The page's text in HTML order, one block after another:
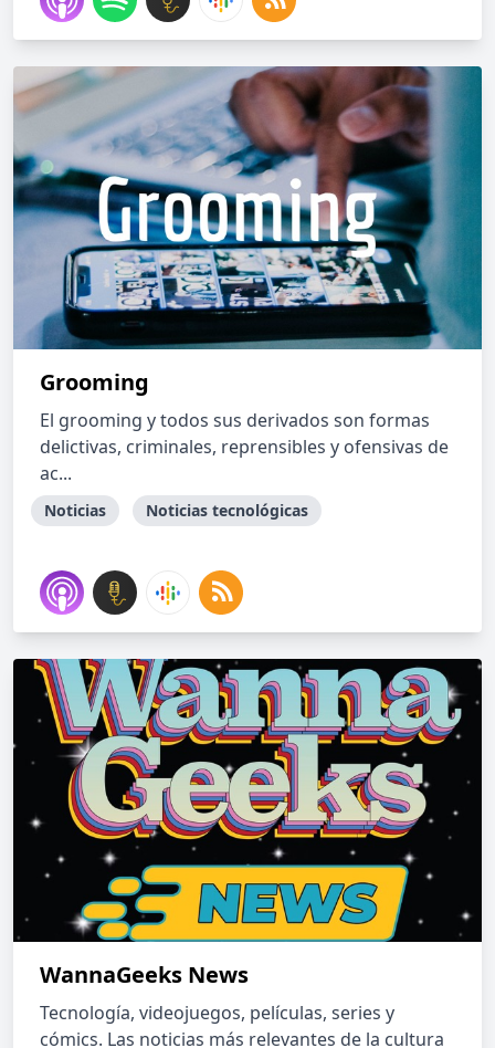
Grooming
El grooming y todos sus derivados son formas
delictivas, criminales, reprensibles y ofensivas de
ac...
Noticias Noticias tecnológicas
WannaGeeks News
Tecnología, videojuegos, películas, series y
cómics. Las noticias más relevantes de la cultura